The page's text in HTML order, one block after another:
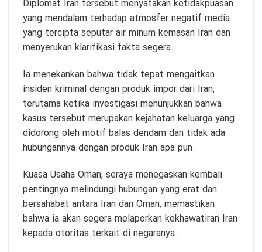
Diplomat Iran tersebut menyatakan ketidakpuasan
yang mendalam terhadap atmosfer negatif media
yang tercipta seputar air minum kemasan Iran dan
menyerukan klarifikasi fakta segera.
Ia menekankan bahwa tidak tepat mengaitkan
insiden kriminal dengan produk impor dari Iran,
terutama ketika investigasi menunjukkan bahwa
kasus tersebut merupakan kejahatan keluarga yang
didorong oleh motif balas dendam dan tidak ada
hubungannya dengan produk Iran apa pun.
Kuasa Usaha Oman, seraya menegaskan kembali
pentingnya melindungi hubungan yang erat dan
bersahabat antara Iran dan Oman, memastikan
bahwa ia akan segera melaporkan kekhawatiran Iran
kepada otoritas terkait di negaranya.